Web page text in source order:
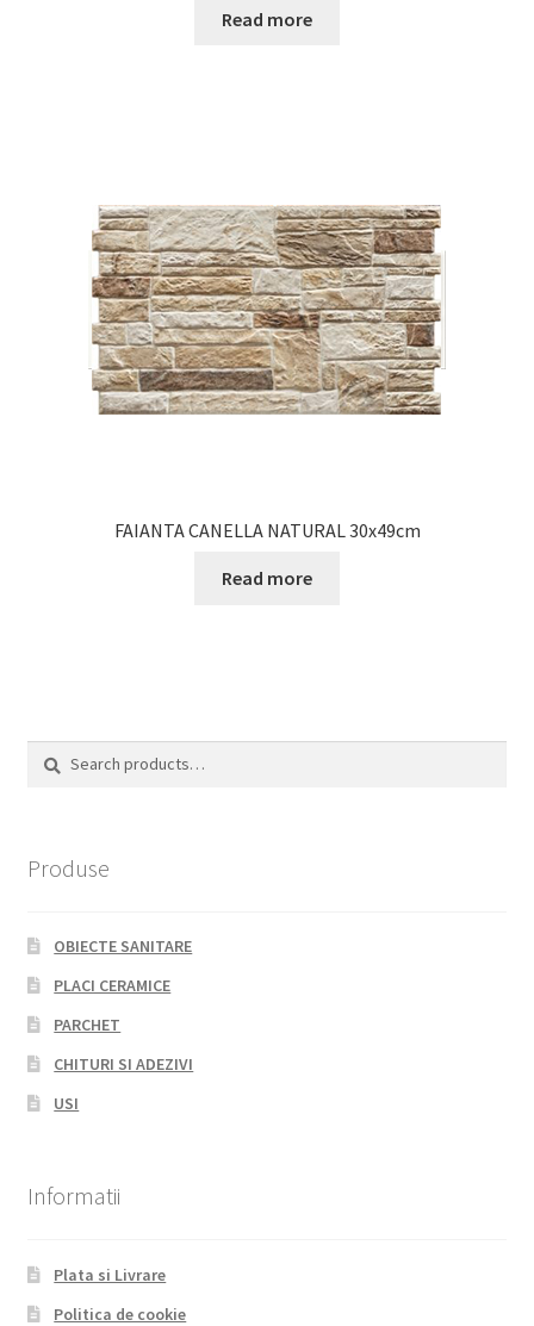
Read more
FAIANTA CANELLA NATURAL 30x49cm
Read more
Produse
OBIECTE SANITARE
PLACI CERAMICE
PARCHET
CHITURI SI ADEZIVI
USI
Informatii
Plata si Livrare
Politica de cookie